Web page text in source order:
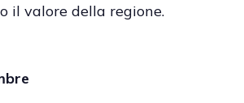
il valore della regione.